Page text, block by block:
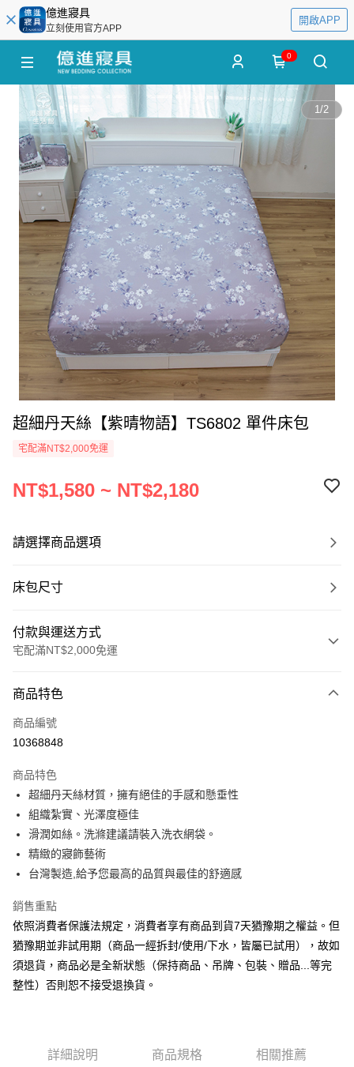
億進寢具
立刻使用官方APP
開啟APP
0
1/2
超細丹天絲【紫晴物語】TS6802 單件床包
宅配滿NT$2,000免運
NT$1,580 ~ NT$2,180
請選擇商品選項
床包尺寸
付款與運送方式
宅配滿NT$2,000免運
信用卡一次付款
信用卡分期付款
合作金庫商業銀行
華南商業銀行
彰化商業銀行
上海商業儲蓄銀行
國泰世華商業銀行
兆豐國際商業銀行
臺灣中小企業銀行
匯豐（台灣）商業銀行
華泰商業銀行
聯邦商業銀行
遠東國際商業銀行
元大商業銀行
台新國際商業銀行
中國信託商業銀行
台灣樂天信用卡公司
6 期 0 利率 每期
華南商業銀行
上海商業儲蓄銀行
台北富邦商業銀行
國泰世華商業銀行
臺灣中小企業銀行
台中商業銀行
聯邦商業銀行
元大商業銀行
永豐商業銀行
玉山商業銀行
星展（台灣）商業銀行
台灣樂天信用卡公司
LINE Pay
Apple Pay
悠遊付
Google Pay
ATM付款
運送方式
非床墊商品，一般宅配
每筆NT$150，滿NT$1,399(含以上)免運費
商品特色
商品編號
10368848
商品特色
超細丹天絲材質，擁有絕佳的手感和懸垂性
組織紮實、光澤度極佳
滑潤如絲。洗滌建議請裝入洗衣網袋。
精緻的寢飾藝術
台灣製造,給予您最高的品質與最佳的舒適感
銷售重點
依照消費者保護法規定，消費者享有商品到貨7天猶豫期之權益。但
猶豫期並非試用期（商品一經拆封/使用/下水，皆屬已試用），故如
須退貨，商品必是全新狀態（保持商品、吊牌、包裝、贈品...等完
整性）否則恕不接受退換貨。
詳細說明 商品規格 相關推薦